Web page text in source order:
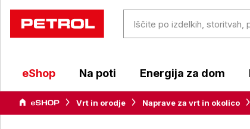
eShop Na poti Energija za dom
Vrt in orodje Naprave za vrt in okolico